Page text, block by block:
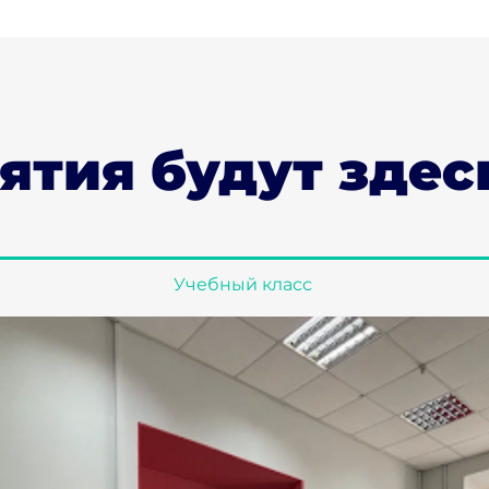
будут
Учебный класс